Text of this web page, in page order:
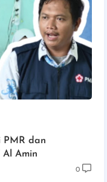
PMR dan
Al Amin
0